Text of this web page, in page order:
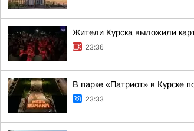
Жители Курска выложили
23:36
В парке «Патриот» в Курске
23:33